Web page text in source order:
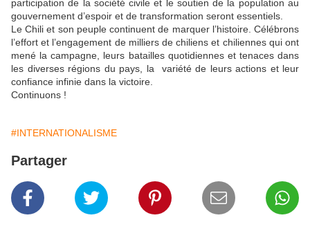
participation de la société civile et le soutien de la population au
gouvernement d’espoir et de transformation seront essentiels.
Le Chili et son peuple continuent de marquer l’histoire. Célébrons
l’effort et l’engagement de milliers de chiliens et chiliennes qui ont
mené la campagne, leurs batailles quotidiennes et tenaces dans
les diverses régions du pays, la variété de leurs actions et leur
confiance infinie dans la victoire.
Continuons !
#INTERNATIONALISME
Partager